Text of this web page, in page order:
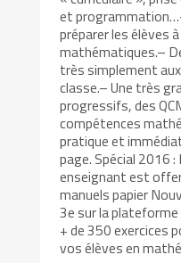
et
préparer les élèves à
mathématiques.–
très simplement
classe.– Une très
progressifs, des
compétences
pratique et
page. Spécial 2016
enseignant est
manuels papier
3e sur la plateforme
+ de 350 exercices
vos élèves en